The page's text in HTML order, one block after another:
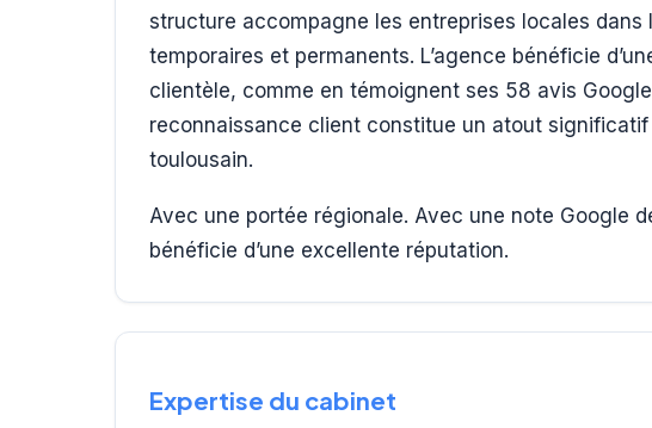
structure accompagne les entreprises locales dans
temporaires et permanents. L’agence bénéficie
clientèle, comme en témoignent ses 58 avis
reconnaissance client constitue un atout
toulousain.
Avec une portée régionale. Avec une note Google
bénéficie d’une excellente réputation.
Expertise du cabinet